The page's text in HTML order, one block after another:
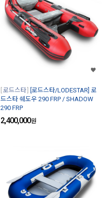
로드스타
[로드스타/LODESTAR] 로
드스타 쉐도우 290 FRP / SHADOW
290 FRP
2,400,000원